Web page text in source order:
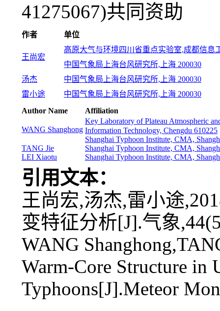
41275067)共同资助
作者 单位
王尚宏
高原大气与环境四川省重点实验室,成都信息
中国气象局上海台风研究所,上海 200030
汤杰
中国气象局上海台风研究所,上海 200030
雷小途
中国气象局上海台风研究所,上海 200030
Author Name
Affiliation
WANG Shanghong
Key Laboratory of Plateau Atmospheric
Information Technology, Chengdu 610225
Shanghai Typhoon Institute, CMA,
TANG Jie
Shanghai Typhoon Institute, CMA,
LEI Xiaotu
Shanghai Typhoon Institute, CMA,
引用文本：
王尚宏,汤杰,雷小途
变特征分析[J].气象
WANG
Warm-Core Structure in
Typhoons[J].Meteor